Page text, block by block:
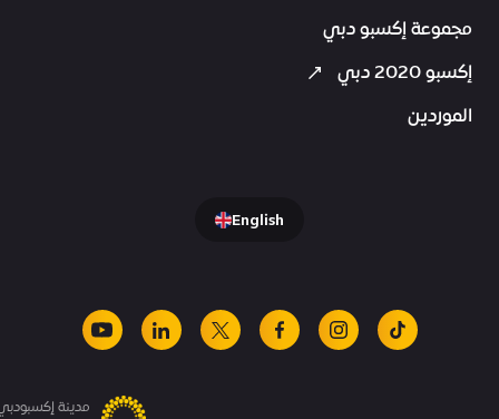
مجموعة إكسبو دبي
إكسبو 2020 دبي
الموردين
English
tiktok
instagram
facebook
x
linkedin
youtube
مدينة